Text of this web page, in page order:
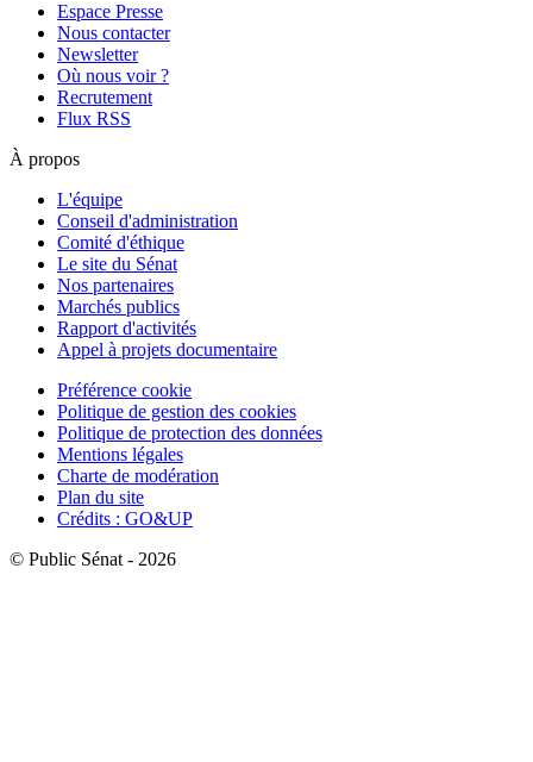
Espace Presse
Nous contacter
Newsletter
Où nous voir ?
Recrutement
Flux RSS
À propos
L'équipe
Conseil d'administration
Comité d'éthique
Le site du Sénat
Nos partenaires
Marchés publics
Rapport d'activités
Appel à projets documentaire
Préférence cookie
Politique de gestion des cookies
Politique de protection des données
Mentions légales
Charte de modération
Plan du site
Crédits : GO&UP
© Public Sénat - 2026